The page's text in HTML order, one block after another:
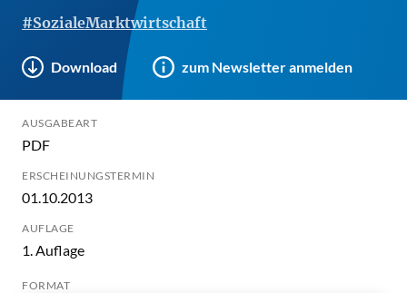
#SozialeMarktwirtschaft
Download zum Newsletter anmelden
AUSGABEART
PDF
ERSCHEINUNGSTERMIN
01.10.2013
AUFLAGE
1. Auflage
FORMAT